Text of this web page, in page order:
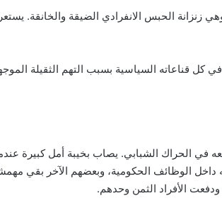
زنزانة الحبس الانفرادي الضيقة والخانقة.
كل قناعاته السياسية بسبب التهم الثقيلة
في الحراك الشبابي. يصاب بخيبة أمل كبيرة
الوظائف الحكومية، وبعضهم الآخر بقي
ودفعت الأفراد الثمن وحدهم.